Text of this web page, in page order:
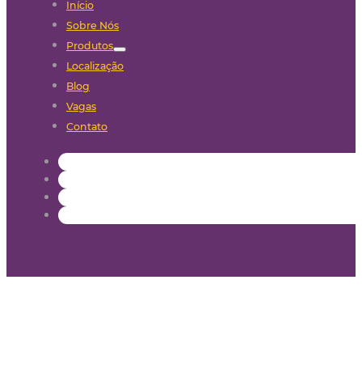
Início
Sobre Nós
Produtos
Localização
Blog
Vagas
Contato